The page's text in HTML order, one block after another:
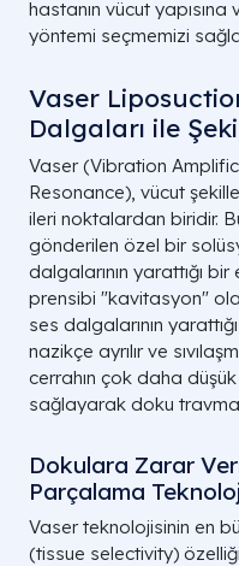
hastanın vücut
yöntemi seçmemizi
Vaser
Dalgaları ile
Vaser (Vibration
Resonance), vücut
ileri noktalardan biridir.
gönderilen özel bir
dalgalarının yarattığı bir
prensibi "kavitasyon"
ses dalgalarının
nazikçe ayrılır ve
cerrahın çok daha düşük
sağlayarak doku
Dokulara Zarar
Parçalama
Vaser teknolojisinin en
(tissue selectivity)